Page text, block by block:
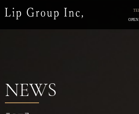
OPEN:
NEWS